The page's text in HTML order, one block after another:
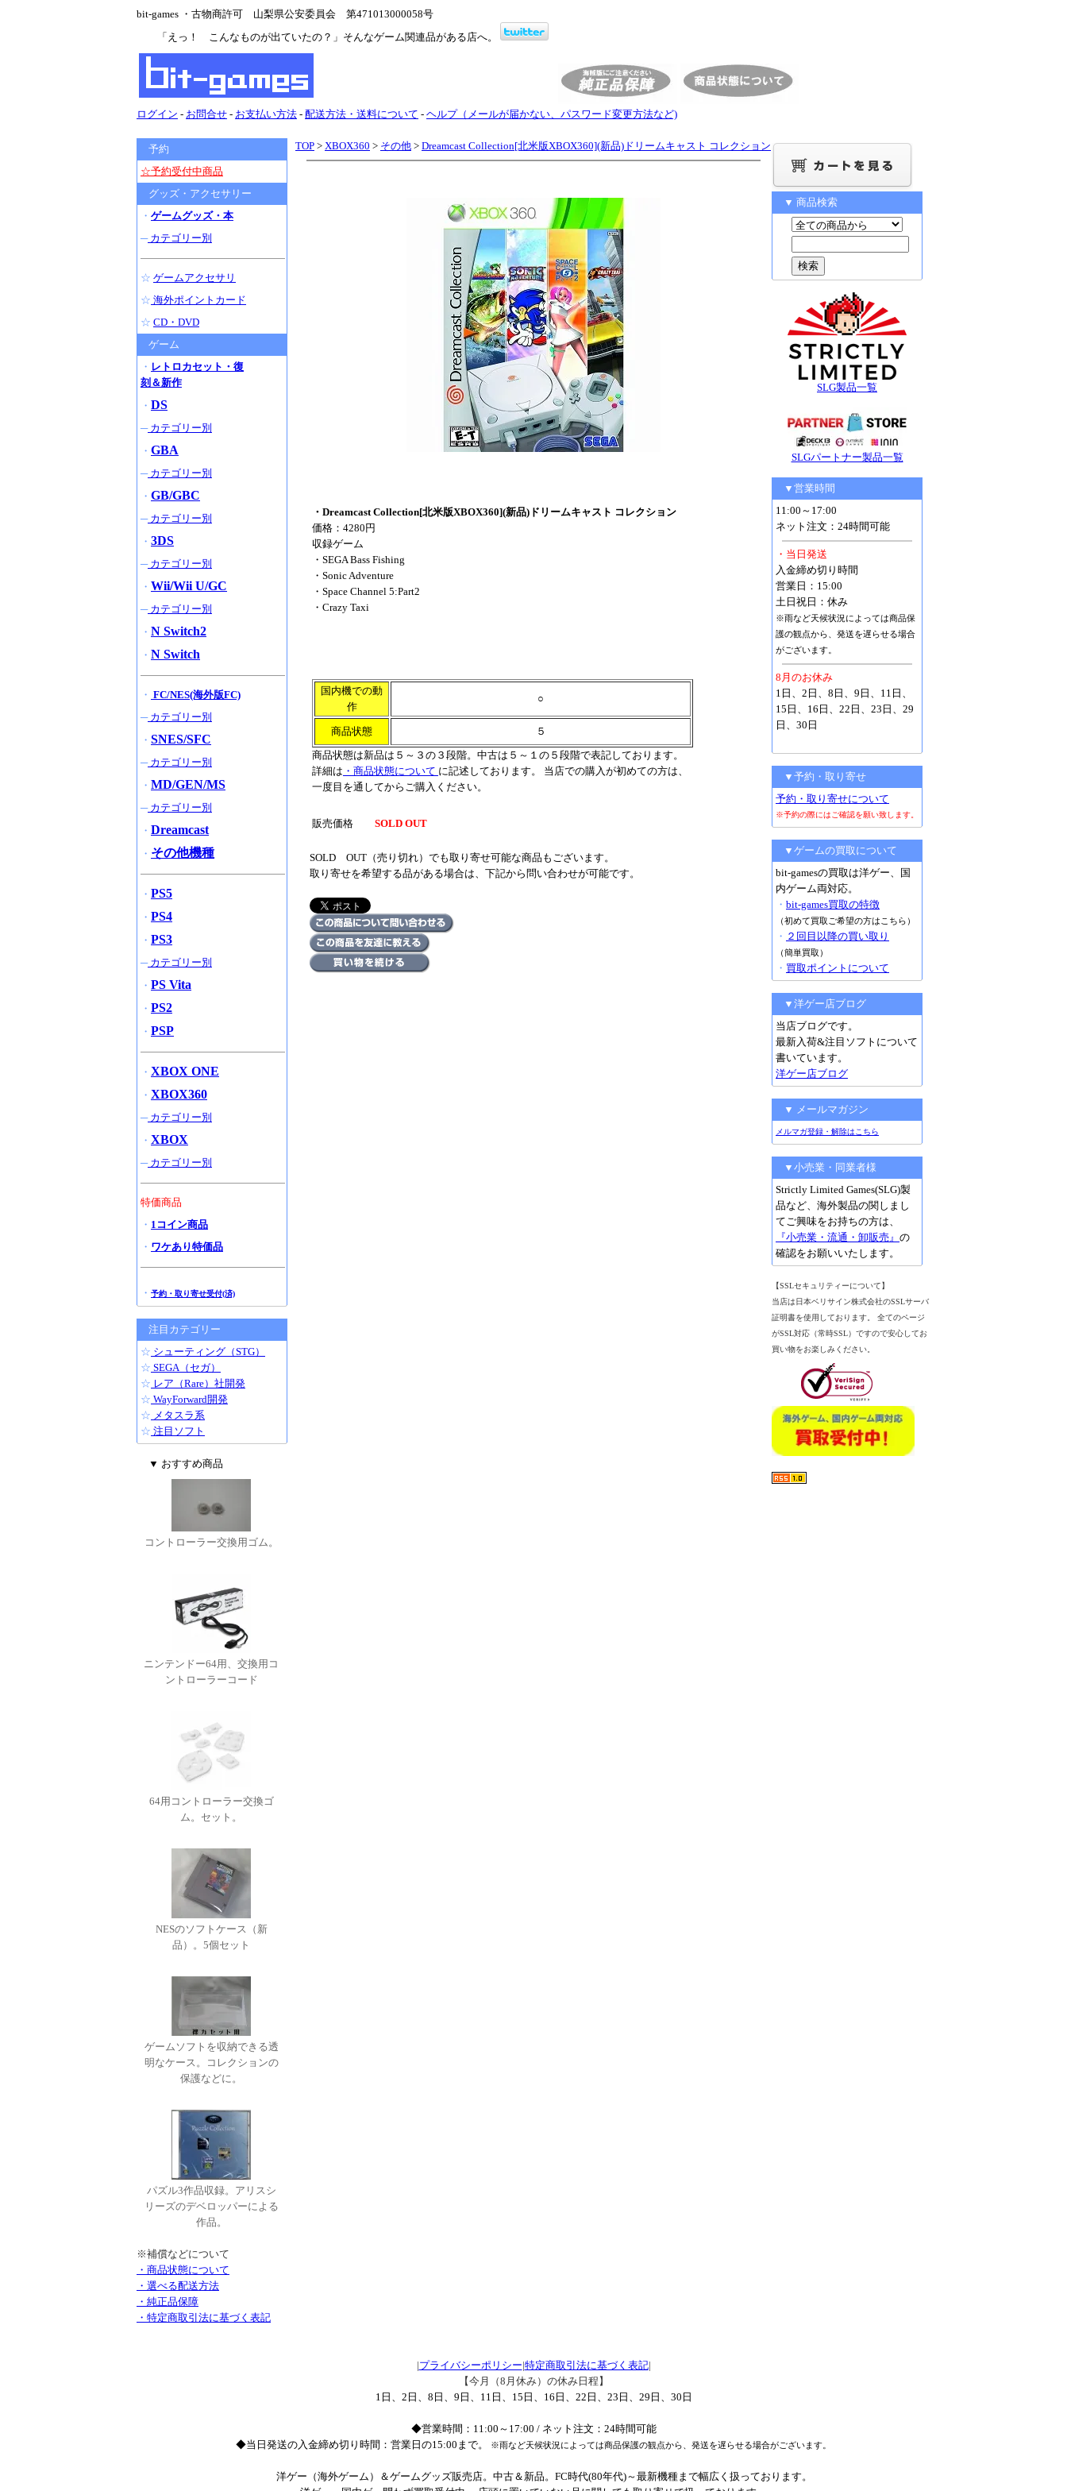
bit-games ・古物商許可 山梨県公安委員会 第471013000058号
「えっ！ こんなものが出ていたの？」そんなゲーム関連品がある店へ。
ログイン - お問合せ - お支払い方法 - 配送方法・送料について - ヘルプ（メールが届かない、パスワード変更方法など)
TOP > XBOX360 > その他 > Dreamcast Collection[北米版XBOX360](新品)ドリームキャスト コレクション
・Dreamcast Collection[北米版XBOX360](新品)ドリームキャスト コレクション
価格：4280円
収録ゲーム
・SEGA Bass Fishing
・Sonic Adventure
・Space Channel 5:Part2
・Crazy Taxi
国内機での動
作
○
商品状態
５
商品状態は新品は５～３の３段階。中古は５～１の５段階で表記しております。
詳細は ・商品状態について に記述しております。 当店での購入が初めての方は、
一度目を通してからご購入ください。
販売価格 SOLD OUT
SOLD OUT（売り切れ）でも取り寄せ可能な商品もございます。
取り寄せを希望する品がある場合は、下記から問い合わせが可能です。
予約
☆予約受付中商品
グッズ・アクセサリー
・ ゲームグッズ・本
─カテゴリー別
☆ ゲームアクセサリ
☆ 海外ポイントカード
☆ CD・DVD
ゲーム
・ レトロカセット・復
刻＆新作
・ DS
─カテゴリー別
・ GBA
─カテゴリー別
・ GB/GBC
─カテゴリー別
・ 3DS
─カテゴリー別
・ Wii/Wii U/GC
─カテゴリー別
・ N Switch2
・ N Switch
・ FC/NES(海外版FC)
─カテゴリー別
・ SNES/SFC
─カテゴリー別
・ MD/GEN/MS
─カテゴリー別
・ Dreamcast
・ その他機種
・ PS5
・ PS4
・ PS3
─カテゴリー別
・ PS Vita
・ PS2
・ PSP
・ XBOX ONE
・ XBOX360
─カテゴリー別
・ XBOX
─カテゴリー別
特価商品
・ 1コイン商品
・ ワケあり特価品
・ 予約・取り寄せ受付(済)
注目カテゴリー
☆ シューティング（STG）
☆ SEGA（セガ）
☆ レア（Rare）社開発
☆ WayForward開発
☆ メタスラ系
☆ 注目ソフト
▼ おすすめ商品
コントローラー交換用ゴム。
ニンテンドー64用、交換用コ
ントローラーコード
64用コントローラー交換ゴ
ム。セット。
NESのソフトケース（新
品）。5個セット
ゲームソフトを収納できる透
明なケース。コレクションの
保護などに。
パズル3作品収録。アリスシ
リーズのデベロッパーによる
作品。
※補償などについて
・商品状態について
・選べる配送方法
・純正品保障
・特定商取引法に基づく表記
▼ 商品検索
SLG製品一覧
SLGパートナー製品一覧
▼営業時間
11:00～17:00
ネット注文：24時間可能
・当日発送
入金締め切り時間
営業日：15:00
土日祝日：休み
※雨など天候状況によっては商品保
護の観点から、発送を遅らせる場合
がございます。
8月のお休み
1日、2日、8日、9日、11日、
15日、16日、22日、23日、29
日、30日
▼予約・取り寄せ
予約・取り寄せについて
※予約の際にはご確認を願い致します。
▼ゲームの買取について
bit-gamesの買取は洋ゲー、国
内ゲーム両対応。
・ bit-games買取の特徴
（初めて買取ご希望の方はこちら）
・ ２回目以降の買い取り
（簡単買取）
・ 買取ポイントについて
▼洋ゲー店ブログ
当店ブログです。
最新入荷&注目ソフトについて
書いています。
洋ゲー店ブログ
▼ メールマガジン
メルマガ登録・解除はこちら
▼小売業・同業者様
Strictly Limited Games(SLG)製
品など、海外製品の関しまし
てご興味をお持ちの方は、
『小売業・流通・卸販売』 の
確認をお願いいたします。
【SSLセキュリティーについて】
当店は日本ベリサイン株式会社のSSLサーバ
証明書を使用しております。 全てのページ
がSSL対応（常時SSL）ですので安心してお
買い物をお楽しみください。
|プライバシーポリシー|特定商取引法に基づく表記|
【今月（8月休み）の休み日程】
1日、2日、8日、9日、11日、15日、16日、22日、23日、29日、30日
◆営業時間：11:00～17:00 / ネット注文：24時間可能
◆当日発送の入金締め切り時間：営業日の15:00まで。
※雨など天候状況によっては商品保護の観点から、発送を遅らせる場合がございます。
洋ゲー（海外ゲーム）＆ゲームグッズ販売店。中古＆新品。FC時代(80年代)～最新機種まで幅広く扱っております。